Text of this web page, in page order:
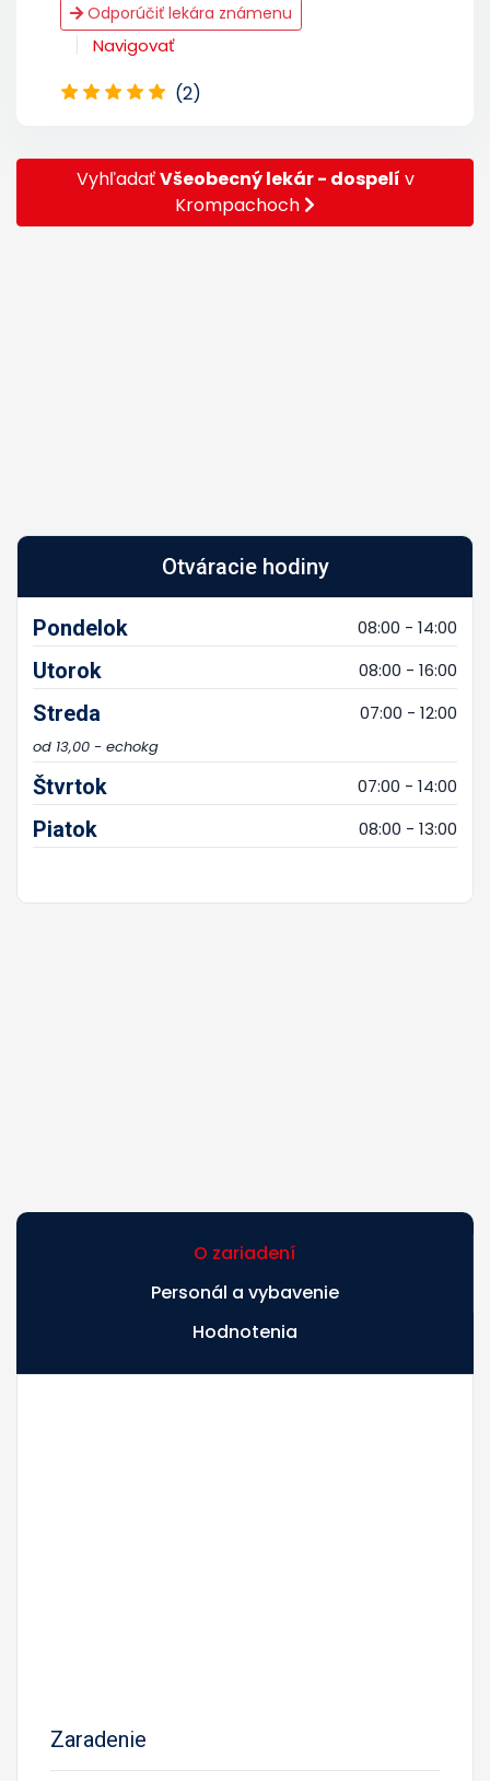
Odporúčiť lekára známenu
Navigovať
(2)
VyhľadaťVšeobecný lekár - dospelí v
Krompachoch
Otváracie hodiny
Pondelok 08:00 - 14:00
Utorok 08:00 - 16:00
Streda 07:00 - 12:00
od 13,00 - echokg
Štvrtok 07:00 - 14:00
Piatok 08:00 - 13:00
O zariadení
Personál a vybavenie
Hodnotenia
Zaradenie